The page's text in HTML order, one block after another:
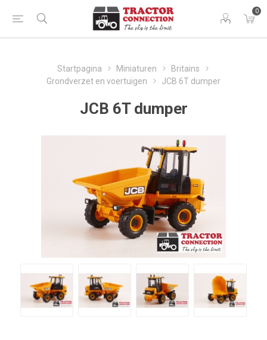
0
Startpagina Miniaturen
Britains
Grondverzet en voertuigen
JCB 6T dumper
JCB 6T dumper